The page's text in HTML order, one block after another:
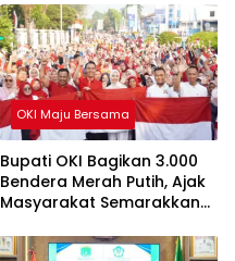
OKI Maju Bersama
Bupati OKI Bagikan 3.000
Bendera Merah Putih, Ajak
Masyarakat Semarakkan